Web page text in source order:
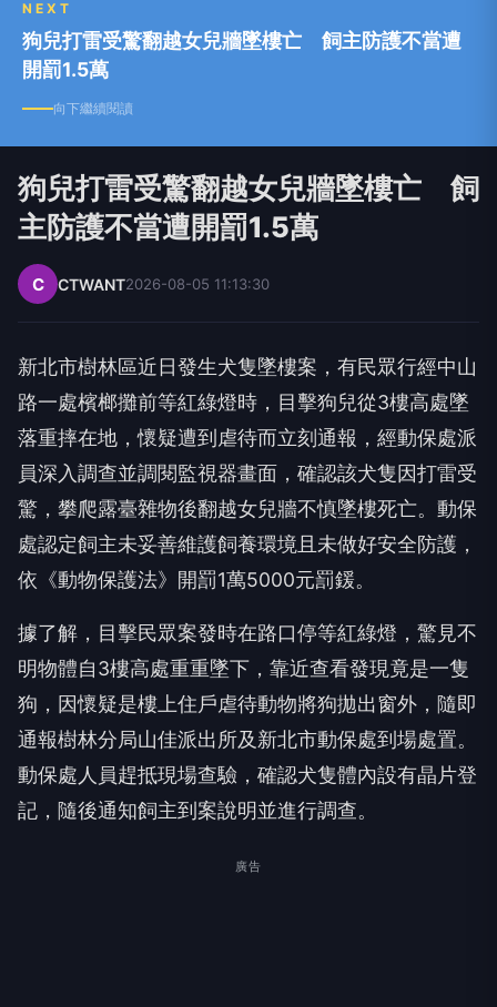
NEXT
狗兒打雷受驚翻越女兒牆墜樓亡 飼主防護不當遭
開罰1.5萬
向下繼續閱讀
狗兒打雷受驚翻越女兒牆墜樓亡 飼
主防護不當遭開罰1.5萬
C CTWANT2026-08-05 11:13:30
新北市樹林區近日發生犬隻墜樓案，有民眾行經中山
路一處檳榔攤前等紅綠燈時，目擊狗兒從3樓高處墜
落重摔在地，懷疑遭到虐待而立刻通報，經動保處派
員深入調查並調閱監視器畫面，確認該犬隻因打雷受
驚，攀爬露臺雜物後翻越女兒牆不慎墜樓死亡。動保
處認定飼主未妥善維護飼養環境且未做好安全防護，
依《動物保護法》開罰1萬5000元罰鍰。
據了解，目擊民眾案發時在路口停等紅綠燈，驚見不
明物體自3樓高處重重墜下，靠近查看發現竟是一隻
狗，因懷疑是樓上住戶虐待動物將狗拋出窗外，隨即
通報樹林分局山佳派出所及新北市動保處到場處置。
動保處人員趕抵現場查驗，確認犬隻體內設有晶片登
記，隨後通知飼主到案說明並進行調查。
廣告